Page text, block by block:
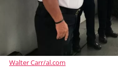
Walter Carr/al.com